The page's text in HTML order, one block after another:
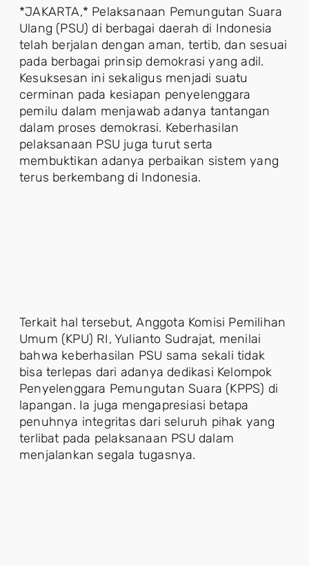
*JAKARTA,* Pelaksanaan Pemungutan Suara
Ulang (PSU) di berbagai daerah di Indonesia
telah berjalan dengan aman, tertib, dan sesuai
pada berbagai prinsip demokrasi yang adil.
Kesuksesan ini sekaligus menjadi suatu
cerminan pada kesiapan penyelenggara
pemilu dalam menjawab adanya tantangan
dalam proses demokrasi. Keberhasilan
pelaksanaan PSU juga turut serta
membuktikan adanya perbaikan sistem yang
terus berkembang di Indonesia.
Terkait hal tersebut, Anggota Komisi Pemilihan
Umum (KPU) RI, Yulianto Sudrajat, menilai
bahwa keberhasilan PSU sama sekali tidak
bisa terlepas dari adanya dedikasi Kelompok
Penyelenggara Pemungutan Suara (KPPS) di
lapangan. Ia juga mengapresiasi betapa
penuhnya integritas dari seluruh pihak yang
terlibat pada pelaksanaan PSU dalam
menjalankan segala tugasnya.